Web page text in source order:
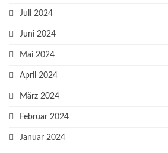
Juli 2024
Juni 2024
Mai 2024
April 2024
März 2024
Februar 2024
Januar 2024